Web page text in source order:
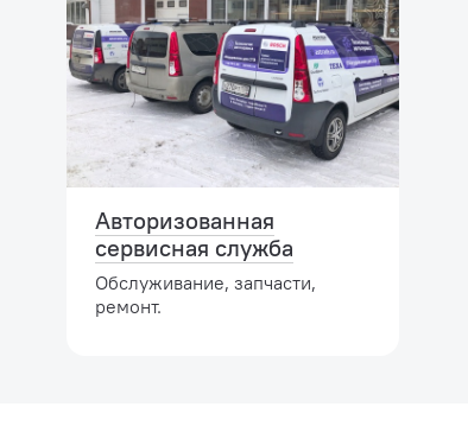
Авторизованная
сервисная служба
Обслуживание, запчасти,
ремонт.